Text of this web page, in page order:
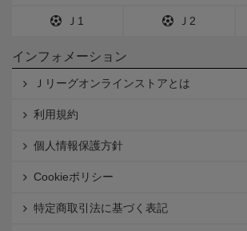
Ｊ1 Ｊ2
インフォメーション
Ｊリーグオンラインストアとは
利用規約
個人情報保護方針
Cookieポリシー
特定商取引法に基づく表記